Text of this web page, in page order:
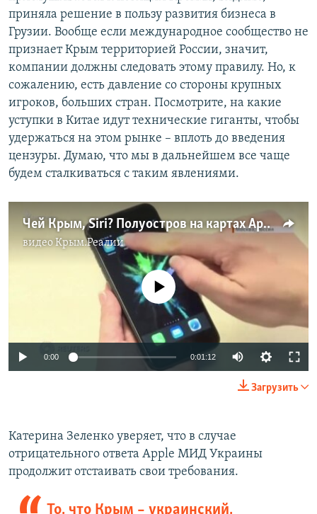
приняла решение в пользу развития бизнеса в
Грузии. Вообще если международное сообщество не
признает Крым территорией России, значит,
компании должны следовать этому правилу. Но, к
сожалению, есть давление со стороны крупных
игроков, больших стран. Посмотрите, на какие
уступки в Китае идут технические гиганты, чтобы
удержаться на этом рынке – вплоть до введения
цензуры. Думаю, что мы в дальнейшем все чаще
будем сталкиваться с таким явлениями.
Чей Крым, Siri? Полуостров на картах Apple (видео)
видео Крым.Реалии
No media source currently available
0:00 0:01:12
Загрузить
Катерина Зеленко уверяет, что в случае
отрицательного ответа Apple МИД Украины
продолжит отстаивать свои требования.
То, что Крым – украинский,